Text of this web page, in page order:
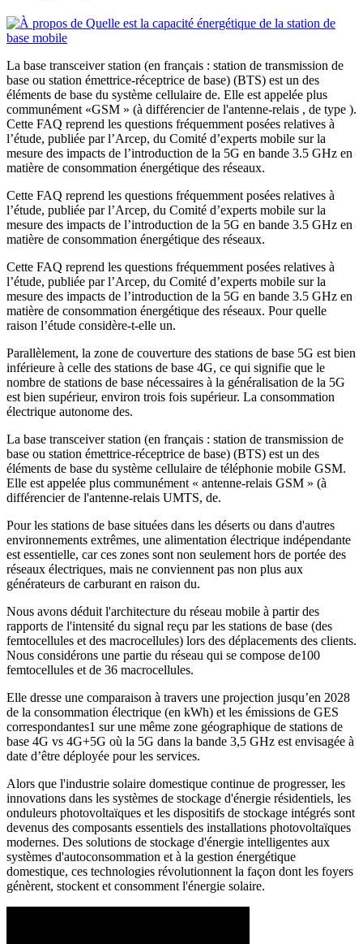
La base transceiver station (en français : station de transmission de
base ou station émettrice-réceptrice de base) (BTS) est un des
éléments de base du système cellulaire de. Elle est appelée plus
communément «GSM » (à différencier de l'antenne-relais , de type ).
Cette FAQ reprend les questions fréquemment posées relatives à
l’étude, publiée par l’Arcep, du Comité d’experts mobile sur la
mesure des impacts de l’introduction de la 5G en bande 3.5 GHz en
matière de consommation énergétique des réseaux.
Cette FAQ reprend les questions fréquemment posées relatives à
l’étude, publiée par l’Arcep, du Comité d’experts mobile sur la
mesure des impacts de l’introduction de la 5G en bande 3.5 GHz en
matière de consommation énergétique des réseaux.
Cette FAQ reprend les questions fréquemment posées relatives à
l’étude, publiée par l’Arcep, du Comité d’experts mobile sur la
mesure des impacts de l’introduction de la 5G en bande 3.5 GHz en
matière de consommation énergétique des réseaux. Pour quelle
raison l’étude considère-t-elle un.
Parallèlement, la zone de couverture des stations de base 5G est bien
inférieure à celle des stations de base 4G, ce qui signifie que le
nombre de stations de base nécessaires à la généralisation de la 5G
est bien supérieur, environ trois fois supérieur. La consommation
électrique autonome des.
La base transceiver station (en français : station de transmission de
base ou station émettrice-réceptrice de base) (BTS) est un des
éléments de base du système cellulaire de téléphonie mobile GSM.
Elle est appelée plus communément « antenne-relais GSM » (à
différencier de l'antenne-relais UMTS, de.
Pour les stations de base situées dans les déserts ou dans d'autres
environnements extrêmes, une alimentation électrique indépendante
est essentielle, car ces zones sont non seulement hors de portée des
réseaux électriques, mais ne conviennent pas non plus aux
générateurs de carburant en raison du.
Nous avons déduit l'architecture du réseau mobile à partir des
rapports de l'intensité du signal reçu par les stations de base (des
femtocellules et des macrocellules) lors des déplacements des clients.
Nous considérons une partie du réseau qui se compose de100
femtocellules et de 36 macrocellules.
Elle dresse une comparaison à travers une projection jusqu’en 2028
de la consommation électrique (en kWh) et les émissions de GES
correspondantes1 sur une même zone géographique de stations de
base 4G vs 4G+5G où la 5G dans la bande 3,5 GHz est envisagée à
date d’être déployée pour les services.
Alors que l'industrie solaire domestique continue de progresser, les
innovations dans les systèmes de stockage d'énergie résidentiels, les
onduleurs photovoltaïques et les dispositifs de stockage intégrés sont
devenus des composants essentiels des installations photovoltaïques
modernes. Des solutions de stockage d'énergie intelligentes aux
systèmes d'autoconsommation et à la gestion énergétique
domestique, ces technologies révolutionnent la façon dont les foyers
génèrent, stockent et consomment l'énergie solaire.